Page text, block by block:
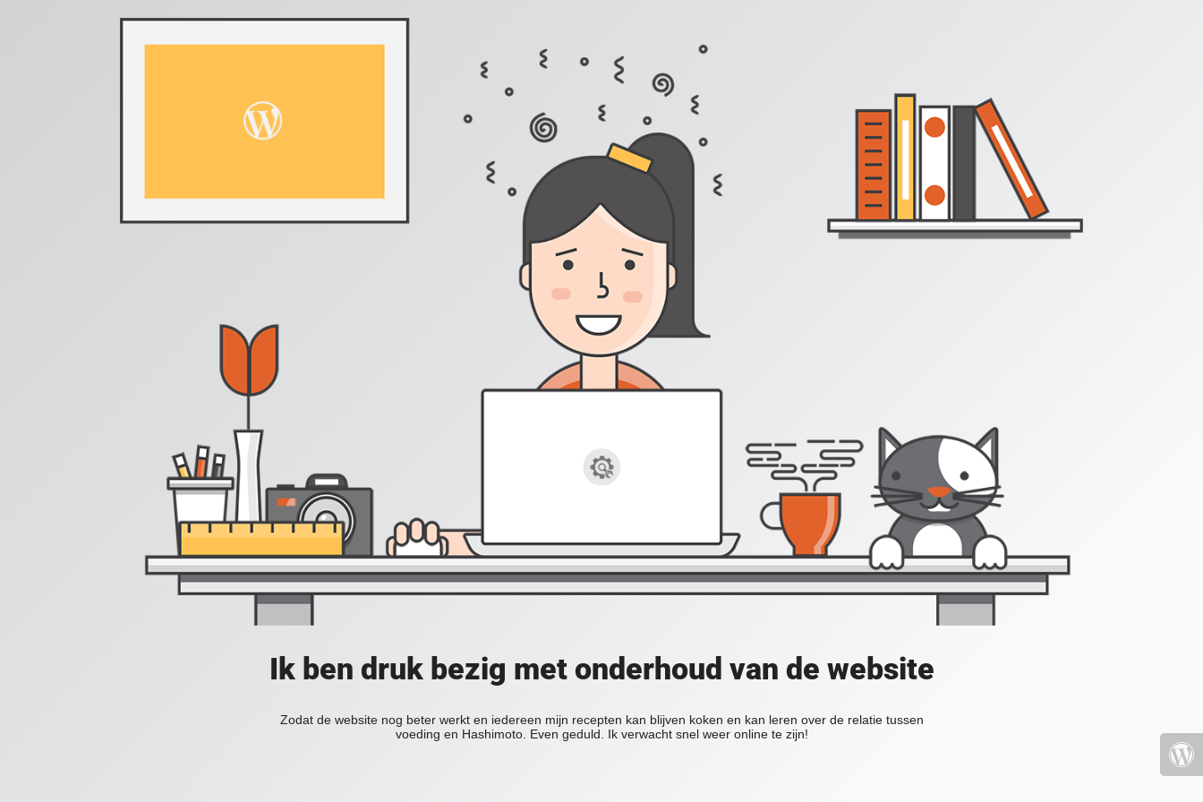
Ik ben druk bezig met onderhoud van de website
Zodat de website nog beter werkt en iedereen mijn recepten kan blijven koken en kan leren over de relatie tussen
voeding en Hashimoto. Even geduld. Ik verwacht snel weer online te zijn!